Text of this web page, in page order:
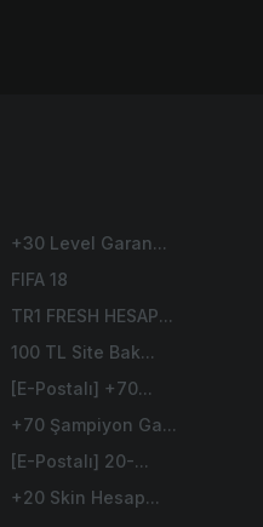
+30 Level Garan...
FIFA 18
TR1 FRESH HESAP...
100 TL Site Bak...
[E-Postalı] +70...
+70 Şampiyon Ga...
[E-Postalı] 20-...
+20 Skin Hesap...